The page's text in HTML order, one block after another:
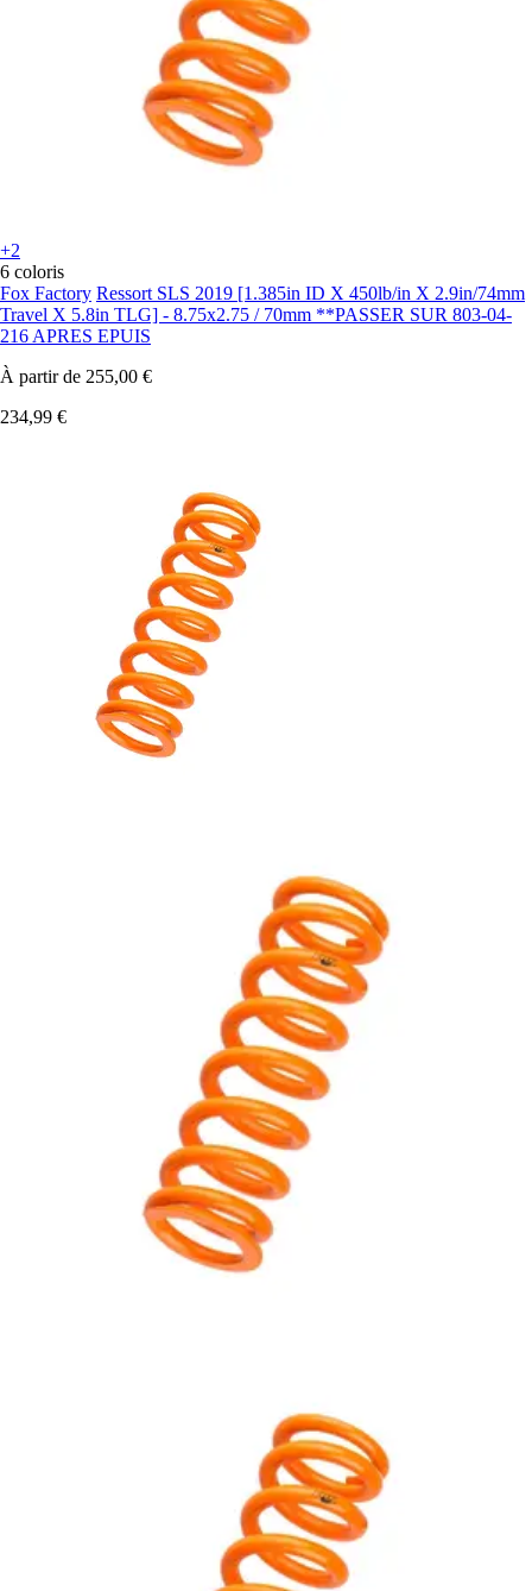
+2
6 coloris
Fox Factory Ressort SLS 2019 [1.385in ID X 450lb/in X 2.9in/74mm
Travel X 5.8in TLG] - 8.75x2.75 / 70mm **PASSER SUR 803-04-
216 APRES EPUIS
À partir de 255,00 €
234,99 €